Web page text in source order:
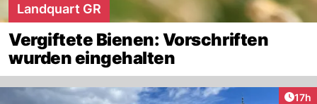
Landquart GR
Vergiftete Bienen: Vorschriften
wurden eingehalten
17h